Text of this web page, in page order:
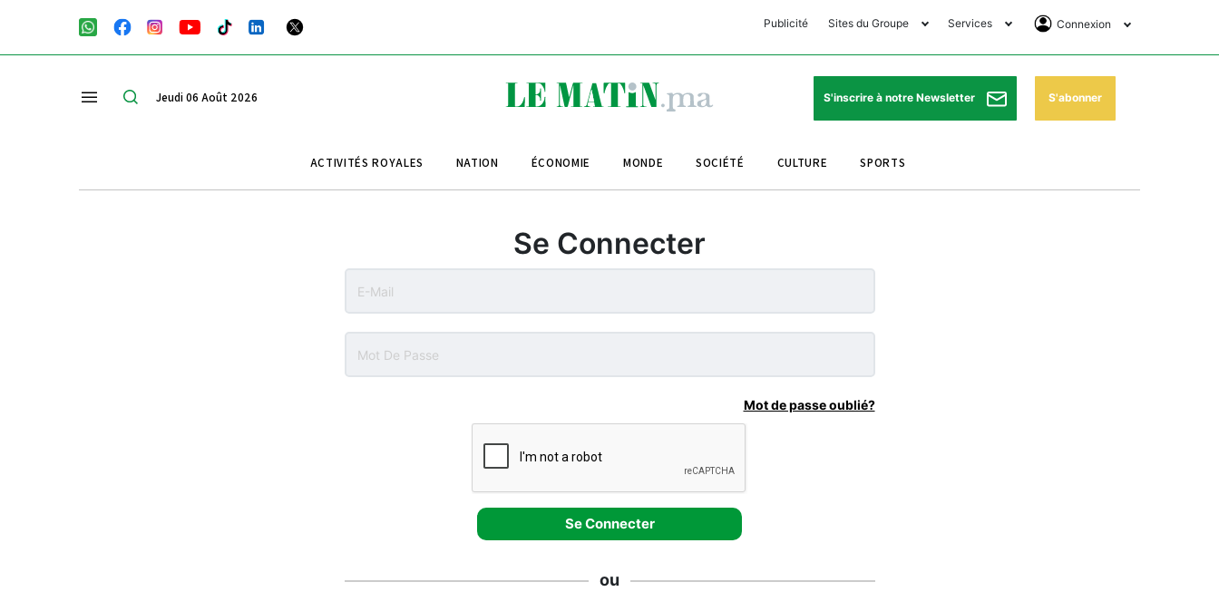
Publicité Sites du Groupe
Club Avantages
Le Matin Sports
Le Matin Store
Services
Horaires de prières
Pharmacies de garde
Programme TV
Connexion
Se Connecter
Abonnement
Jeudi 06 Août 2026 S'inscrire à notre Newsletter S'abonner
ACTIVITÉS ROYALES NATION ÉCONOMIE MONDE SOCIÉTÉ CULTURE SPORTS
Se Connecter
Mot de passe oublié?
ou